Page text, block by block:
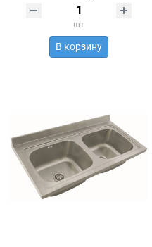
шт
В корзину